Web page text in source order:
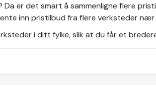
er det smart å sammenligne flere
inn pristilbud fra flere verksteder nær
i ditt fylke, slik at du får et